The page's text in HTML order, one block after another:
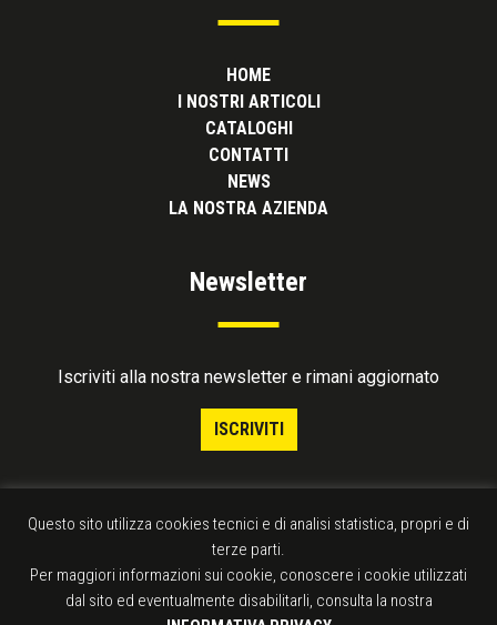
HOME
I NOSTRI ARTICOLI
CATALOGHI
CONTATTI
NEWS
LA NOSTRA AZIENDA
Newsletter
Iscriviti alla nostra newsletter e rimani aggiornato
ISCRIVITI
Questo sito utilizza cookies tecnici e di analisi statistica, propri e di
terze parti.
Per maggiori informazioni sui cookie, conoscere i cookie utilizzati
dal sito ed eventualmente disabilitarli, consulta la nostra